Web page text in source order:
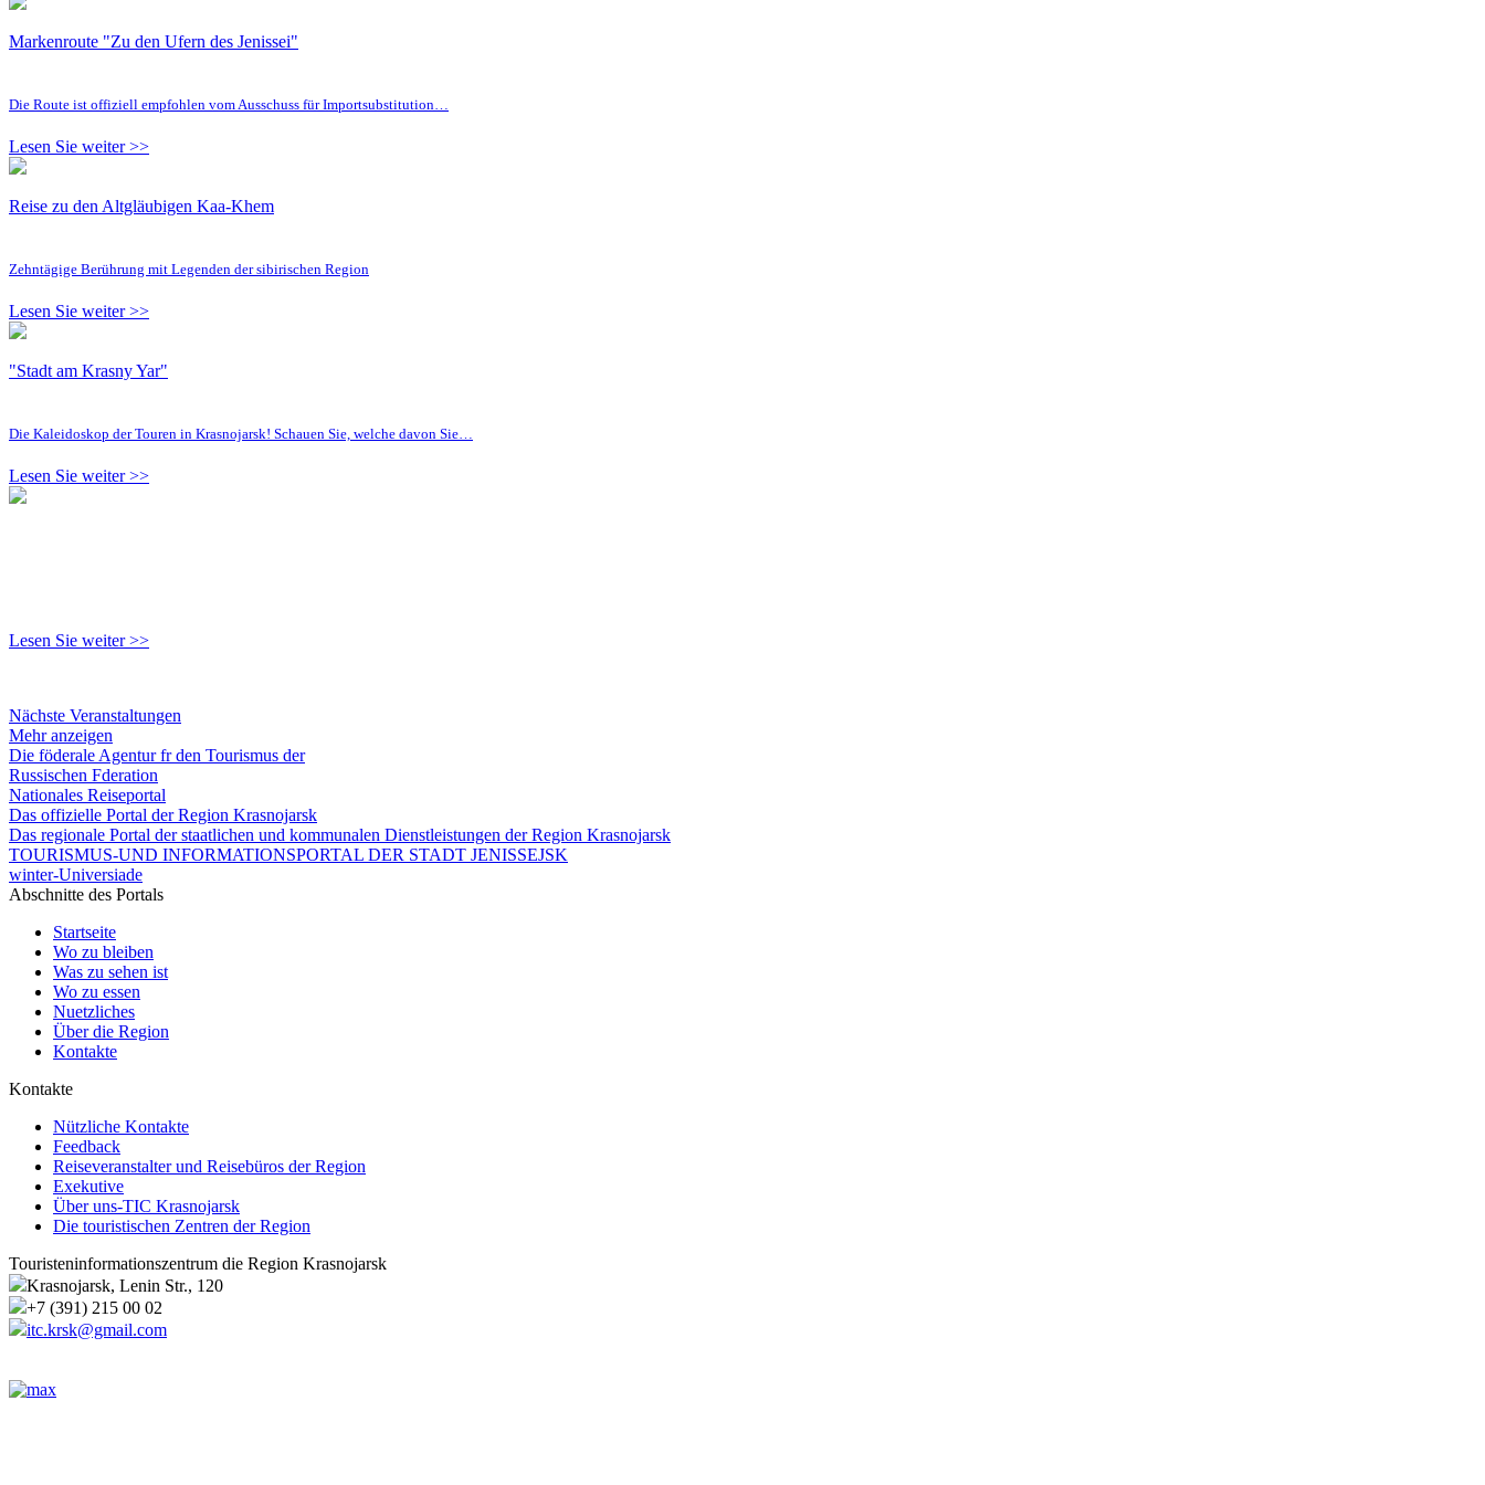
Markenroute "Zu den Ufern des Jenissei"
Die Route ist offiziell empfohlen vom Ausschuss für Importsubstitution…
Lesen Sie weiter >>
Reise zu den Altgläubigen Kaa-Khem
Zehntägige Berührung mit Legenden der sibirischen Region
Lesen Sie weiter >>
"Stadt am Krasny Yar"
Die Kaleidoskop der Touren in Krasnojarsk! Schauen Sie, welche davon Sie…
Lesen Sie weiter >>
Lesen Sie weiter >>
Nächste Veranstaltungen
Mehr anzeigen
Die föderale Agentur fr den Tourismus der
Russischen Fderation
Nationales Reiseportal
Das offizielle Portal der Region Krasnojarsk
Das regionale Portal der staatlichen und kommunalen Dienstleistungen der Region Krasnojarsk
TOURISMUS-UND INFORMATIONSPORTAL DER STADT JENISSEJSK
winter-Universiade
Abschnitte des Portals
Startseite
Wo zu bleiben
Was zu sehen ist
Wo zu essen
Nuetzliches
Über die Region
Kontakte
Kontakte
Nützliche Kontakte
Feedback
Reiseveranstalter und Reisebüros der Region
Exekutive
Über uns-TIC Krasnojarsk
Die touristischen Zentren der Region
Touristeninformationszentrum die Region Krasnojarsk
Krasnojarsk, Lenin Str., 120
+7 (391) 215 00 02
itc.krsk@gmail.com